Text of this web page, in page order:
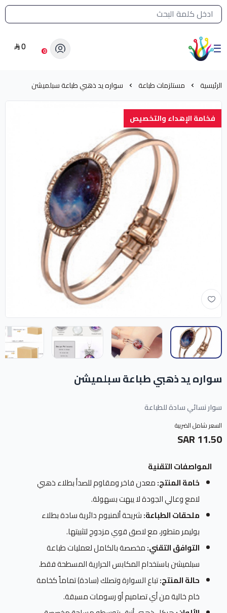
القائمة الرئيسية لمتجر الشرق النادر
الشرق النادر بيع مستلزمات طباعة حرارية 0
0
الرئيسية مستلزمات طباعة سواره يد ذهبي طباعة سبلميشن
فخامة الإهداء والتخصيص
سواره يد ذهبي طباعة سبلميشن
سوار نسائي سادة للطباعة
السعر شامل الضريبة
11.50 SAR
المواصفات التقنية
خامة المنتج:معدن فاخر ومقاوم للصدأ بطلاء ذهبي
لامع وعالي الجودة لا يبهت بسهولة.
ملحقات الطباعة:شريحة ألمنيوم دائرية سادة بطلاء
بوليمر متطور، مع لاصق قوي مزدوج لتثبيتها.
التوافق التقني:مخصصة بالكامل لعمليات طباعة
سبلميشن باستخدام المكابس الحرارية المسطحة فقط.
حالة المنتج:تباع السوارة وتصلك (سادة) تماماً كخامة
خام خالية من أي تصاميم أو رسومات مسبقة.